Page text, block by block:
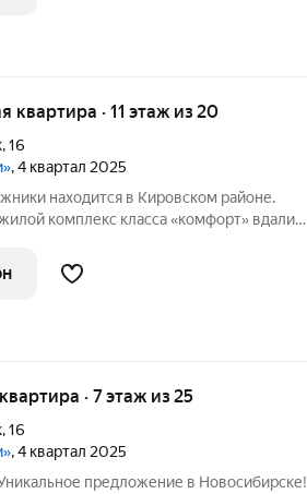
квартира · 11 этаж из 20
,16
, 4 квартал 2025
находится в Кировском районе.
жилой квартал состоит из трёх
· 7 этаж из 25
,16
, 4 квартал 2025
предложение в Новосибирске!